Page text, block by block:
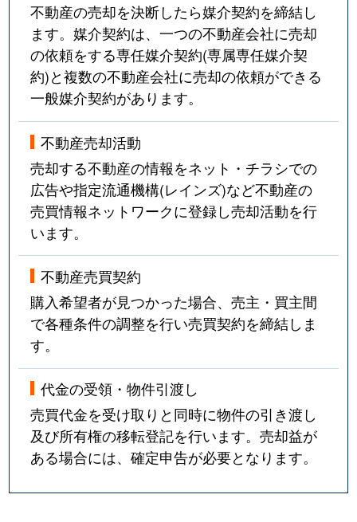
不動産の売却を決断したら媒介契約を締結し
ます。媒介契約は、一つの不動産会社に売却
の依頼をする専任媒介契約(専属専任媒介契
約)と複数の不動産会社に売却の依頼ができる
一般媒介契約があります。
不動産売却活動
売却する不動産の情報をネット・チラシでの
広告や指定流通機構(レインズ)など不動産の
売買情報ネットワークに登録し売却活動を行
います。
不動産売買契約
購入希望者が見つかった場合、売主・買主間
で各種条件の調整を行い売買契約を締結しま
す。
代金の受領・物件引渡し
売買代金を受け取りと同時に物件の引き渡し
及び所有権の移転登記を行います。売却益が
ある場合には、確定申告が必要となります。